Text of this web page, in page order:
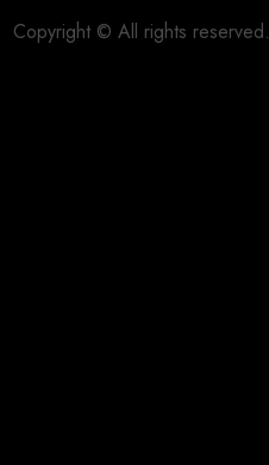
Copyright © All rights reserved.